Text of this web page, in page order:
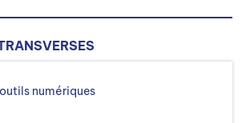
numériques